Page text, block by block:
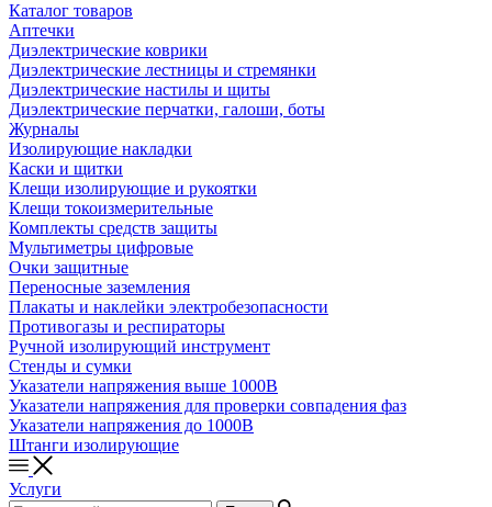
Каталог товаров
Аптечки
Диэлектрические коврики
Диэлектрические лестницы и стремянки
Диэлектрические настилы и щиты
Диэлектрические перчатки, галоши, боты
Журналы
Изолирующие накладки
Каски и щитки
Клещи изолирующие и рукоятки
Клещи токоизмерительные
Комплекты средств защиты
Мультиметры цифровые
Очки защитные
Переносные заземления
Плакаты и наклейки электробезопасности
Противогазы и респираторы
Ручной изолирующий инструмент
Стенды и сумки
Указатели напряжения выше 1000В
Указатели напряжения для проверки совпадения фаз
Указатели напряжения до 1000В
Штанги изолирующие
Услуги